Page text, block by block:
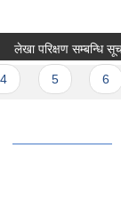
लेखा परिक्षण सम्बन्धि